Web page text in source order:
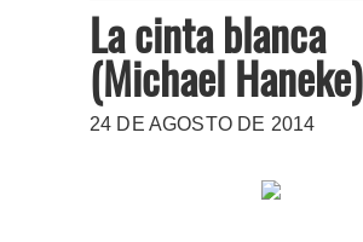
La cinta blanca
(Michael Haneke)
24 DE AGOSTO DE 2014